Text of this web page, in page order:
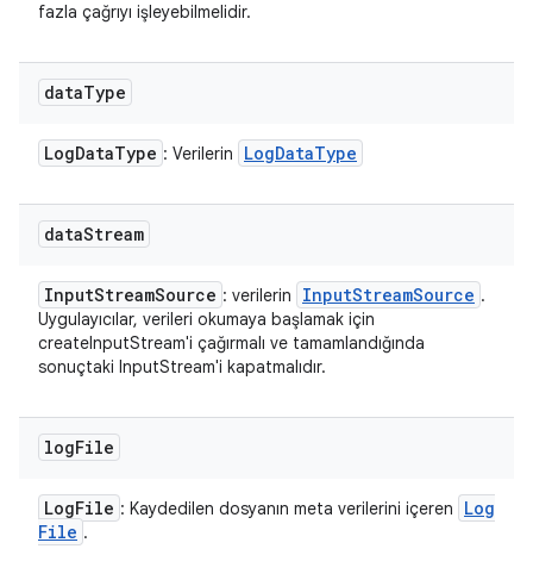
fazla çağrıyı işleyebilmelidir.
dataType
LogDataType : Verilerin LogDataType
dataStream
InputStreamSource : verilerin InputStreamSource .
Uygulayıcılar, verileri okumaya başlamak için
createInputStream'i çağırmalı ve tamamlandığında
sonuçtaki InputStream'i kapatmalıdır.
logFile
LogFile : Kaydedilen dosyanın meta verilerini içeren
Log
File .